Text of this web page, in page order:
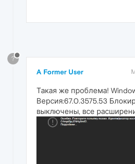
?
A Former User
Такая же проблема!
Версия:67.0.3575.53
выключены, все